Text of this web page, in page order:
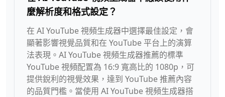
麼解析度和格式設定？
在 AI YouTube 視頻生成器中選擇最佳設定，會
顯著影響視覺品質和在 YouTube 平台上的演算
法表現。AI YouTube 視頻生成器推薦的標準
YouTube 視頻配置為 16:9 寬高比的 1080p，可
提供銳利的視覺效果，達到 YouTube 推薦內容
的品質門檻。當使用 AI YouTube 視頻生成器搭